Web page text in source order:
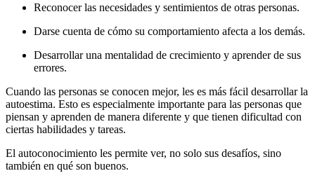
Reconocer las necesidades y sentimientos de otras personas.
Darse cuenta de cómo su comportamiento afecta a los demás.
Desarrollar una mentalidad de crecimiento y aprender de sus
errores.
Cuando las personas se conocen mejor, les es más fácil desarrollar la
autoestima. Esto es especialmente importante para las personas que
piensan y aprenden de manera diferente y que tienen dificultad con
ciertas habilidades y tareas.
El autoconocimiento les permite ver, no solo sus desafíos, sino
también en qué son buenos.